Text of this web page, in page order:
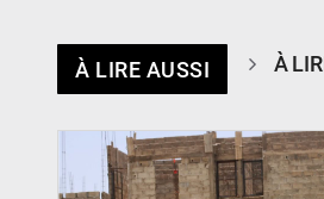
À LIRE AUSSI À